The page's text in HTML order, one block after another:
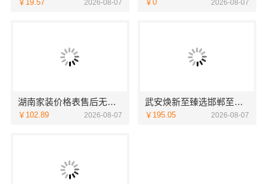
￥19.57 2026-08-07 ￥0 2026-08-07
湖南家装价格表售后无忧，湖南创益讯建筑透明承诺
￥102.89 2026-08-07
武安焕新至臻选邯郸至臻全宅新材料有限公司
￥195.05 2026-08-07